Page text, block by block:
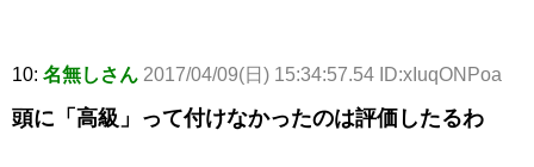
10: 名無しさん 2017/04/09(日) 15:34:57.54 ID:xIuqONPoa
頭に「高級」って付けなかったのは評価したるわ